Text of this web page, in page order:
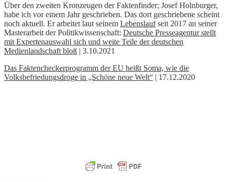
Über den zweiten Kronzeugen der Faktenfinder; Josef Holnburger,
habe ich vor einem Jahr geschrieben. Das dort geschriebene scheint
noch aktuell. Er arbeitet laut seinem Lebenslaufseit 2017 an seiner
Masterarbeit der Politikwissenschaft: Deutsche Presseagentur stellt
mit Expertenauswahl sich und weite Teile der deutschen
Medienlandschaft bloß | 3.10.2021
Das Faktencheckerprogramm der EU heißt Soma, wie die
Volksbefriedungsdroge in „Schöne neue Welt“ | 17.12.2020